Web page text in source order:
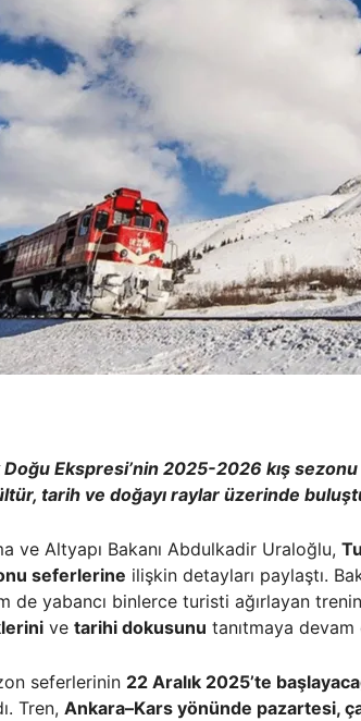
Ekspresi’nin 2025-2026 kış
tarih ve doğayı raylar üzerinde
ve Altyapı Bakanı Abdulkadir Uraloğlu,
seferlerine ilişkin detayları paylaştı.
de yabancı binlerce turisti ağırlayan
ve tarihi dokusunu tanıtmaya
seferlerinin 22 Aralık 2025’te
Tren, Ankara–Kars yönünde pazartesi,